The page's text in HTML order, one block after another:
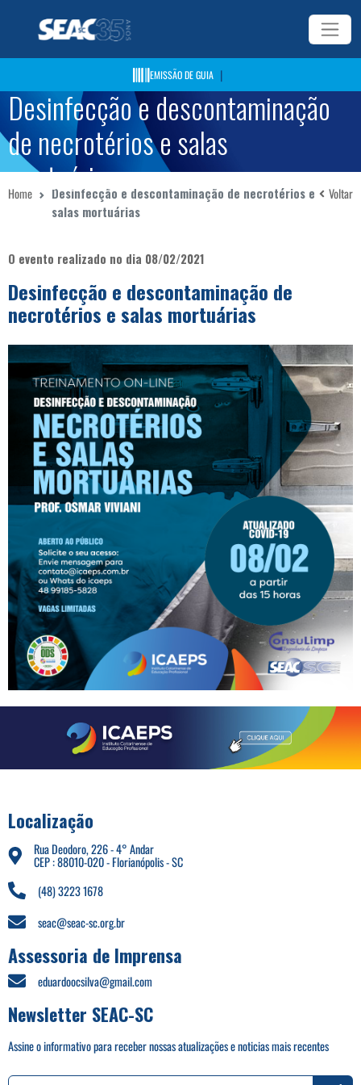
EMISSÃO DE GUIA |
Desinfecção e descontaminação
de necrotérios e salas
mortuárias
Home
Desinfecção e descontaminação de necrotérios e
salas mortuárias
Voltar
O evento realizado no dia 08/02/2021
Desinfecção e descontaminação de
necrotérios e salas mortuárias
Localização
Rua Deodoro, 226 - 4° Andar
CEP : 88010-020 - Florianópolis - SC
(48) 3223 1678
seac@seac-sc.org.br
Assessoria de Imprensa
eduardoocsilva@gmail.com
Newsletter SEAC-SC
Assine o informativo para receber nossas atualizações e noticias mais recentes